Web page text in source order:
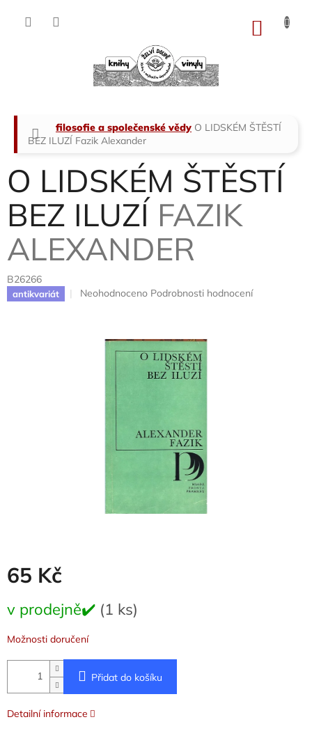
Domů
filosofie a společenské vědy O LIDSKÉM ŠTĚSTÍ
BEZ ILUZÍ Fazik Alexander
O LIDSKÉM ŠTĚSTÍ
BEZ ILUZÍ FAZIK
ALEXANDER
B26266
antikvariát
Průměrné
Neohodnoceno Podrobnosti hodnocení
65 Kč
cena:
v prodejně✔️ (1 ks)
Možnosti doručení
Přidat do košíku
Detailní informace